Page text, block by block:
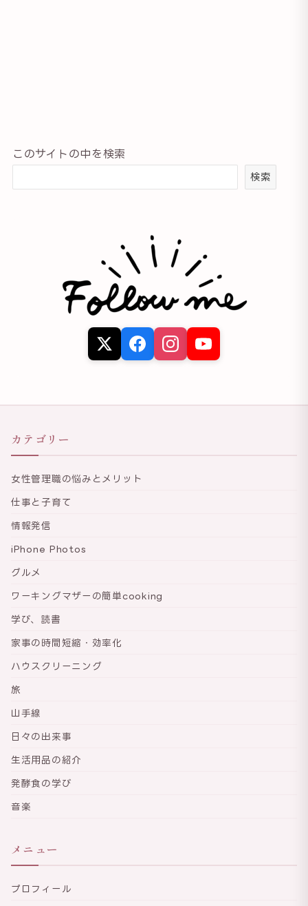
このサイトの中を検索
検索
カテゴリー
女性管理職の悩みとメリット
仕事と子育て
情報発信
iPhone Photos
グルメ
ワーキングマザーの簡単cooking
学び、読書
家事の時間短縮・効率化
ハウスクリーニング
旅
山手線
日々の出来事
生活用品の紹介
発酵食の学び
音楽
メニュー
プロフィール